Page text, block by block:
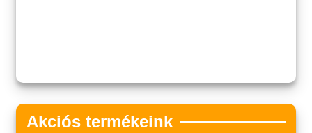
Akciós termékeink